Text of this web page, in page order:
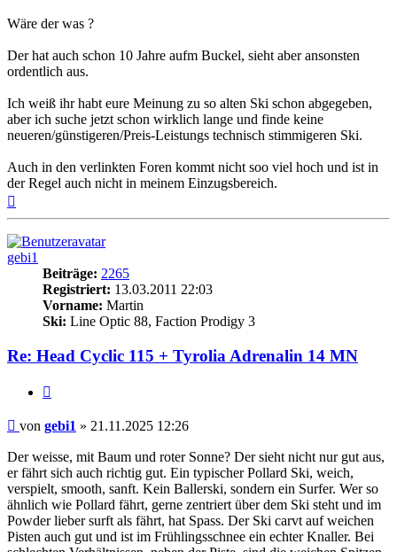
Wäre der was ?
Der hat auch schon 10 Jahre aufm Buckel, sieht aber ansonsten
ordentlich aus.
Ich weiß ihr habt eure Meinung zu so alten Ski schon abgegeben,
aber ich suche jetzt schon wirklich lange und finde keine
neueren/günstigeren/Preis-Leistungs technisch stimmigeren Ski.
Auch in den verlinkten Foren kommt nicht soo viel hoch und ist in
der Regel auch nicht in meinem Einzugsbereich.
gebi1
Beiträge: 2265
Registriert: 13.03.2011 22:03
Vorname: Martin
Ski: Line Optic 88, Faction Prodigy 3
Re: Head Cyclic 115 + Tyrolia Adrenalin 14 MN
Beitrag
von gebi1 » 21.11.2025 12:26
Der weisse, mit Baum und roter Sonne? Der sieht nicht nur gut aus,
er fährt sich auch richtig gut. Ein typischer Pollard Ski, weich,
verspielt, smooth, sanft. Kein Ballerski, sondern ein Surfer. Wer so
ähnlich wie Pollard fährt, gerne zentriert über dem Ski steht und im
Powder lieber surft als fährt, hat Spass. Der Ski carvt auf weichen
Pisten auch gut und ist im Frühlingsschnee ein echter Knaller. Bei